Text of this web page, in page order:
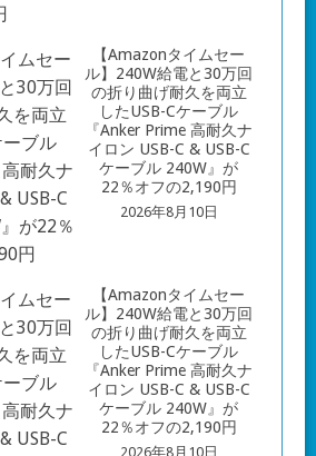
【Amazonタイムセー
ル】240W給電と30万回
の折り曲げ耐久を両立
したUSB-Cケーブル
『Anker Prime 高耐久ナ
イロン USB-C & USB-C
ケーブル 240W』が
22％オフの2,190円
2026年8月10日
【Amazonタイムセー
ル】240W給電と30万回
の折り曲げ耐久を両立
したUSB-Cケーブル
『Anker Prime 高耐久ナ
イロン USB-C & USB-C
ケーブル 240W』が
22％オフの2,190円
2026年8月10日